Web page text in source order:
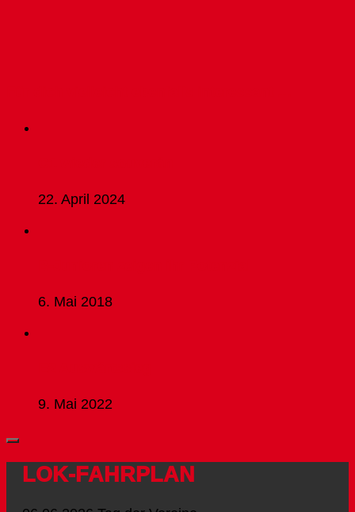
22. April 2024
6. Mai 2018
9. Mai 2022
LOK-FAHRPLAN